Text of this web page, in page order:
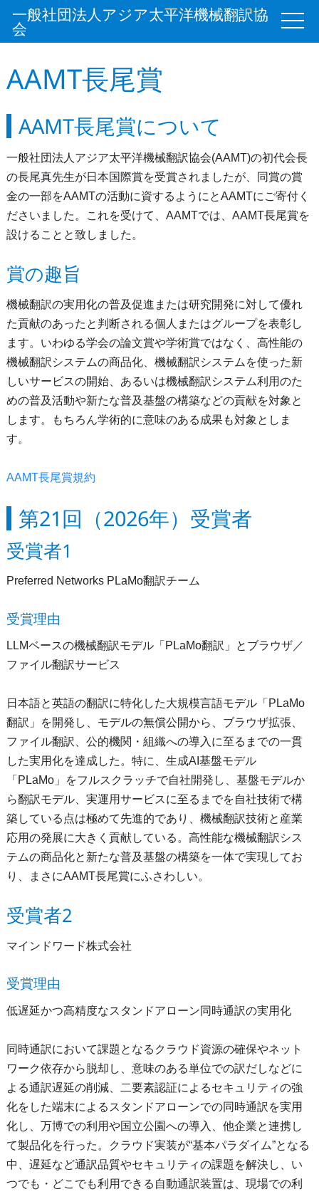
一般社団法人アジア太平洋機械翻訳協
会
AAMT長尾賞
AAMT長尾賞について
一般社団法人アジア太平洋機械翻訳協会(AAMT)の初代会長
の長尾真先生が日本国際賞を受賞されましたが、同賞の賞
金の一部をAAMTの活動に資するようにとAAMTにご寄付く
ださいました。これを受けて、AAMTでは、AAMT長尾賞を
設けることと致しました。
賞の趣旨
機械翻訳の実用化の普及促進または研究開発に対して優れ
た貢献のあったと判断される個人またはグループを表彰し
ます。いわゆる学会の論文賞や学術賞ではなく、高性能の
機械翻訳システムの商品化、機械翻訳システムを使った新
しいサービスの開始、あるいは機械翻訳システム利用のた
めの普及活動や新たな普及基盤の構築などの貢献を対象と
します。もちろん学術的に意味のある成果も対象としま
す。
AAMT長尾賞規約
第21回（2026年）受賞者
受賞者1
Preferred Networks PLaMo翻訳チーム
受賞理由
LLMベースの機械翻訳モデル「PLaMo翻訳」とブラウザ／
ファイル翻訳サービス
日本語と英語の翻訳に特化した大規模言語モデル「PLaMo
翻訳」を開発し、モデルの無償公開から、ブラウザ拡張、
ファイル翻訳、公的機関・組織への導入に至るまでの一貫
した実用化を達成した。特に、生成AI基盤モデル
「PLaMo」をフルスクラッチで自社開発し、基盤モデルか
ら翻訳モデル、実運用サービスに至るまでを自社技術で構
築している点は極めて先進的であり、機械翻訳技術と産業
応用の発展に大きく貢献している。高性能な機械翻訳シス
テムの商品化と新たな普及基盤の構築を一体で実現してお
り、まさにAAMT長尾賞にふさわしい。
受賞者2
マインドワード株式会社
受賞理由
低遅延かつ高精度なスタンドアローン同時通訳の実用化
同時通訳において課題となるクラウド資源の確保やネット
ワーク依存から脱却し、意味のある単位での訳だしなどに
よる通訳遅延の削減、二要素認証によるセキュリティの強
化をした端末によるスタンドアローンでの同時通訳を実用
化し、万博での利用や国立公園への導入、他企業と連携し
て製品化を行った。クラウド実装が“基本パラダイム”となる
中、遅延など通訳品質やセキュリティの課題を解決し、い
つでも・どこでも利用できる自動通訳装置は、現場での利